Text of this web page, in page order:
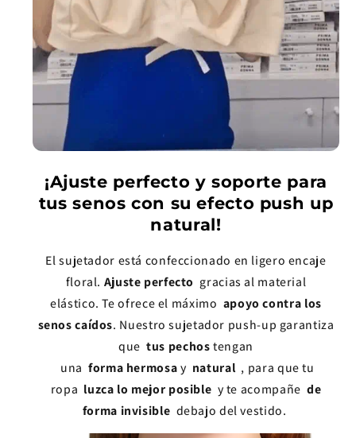
¡Ajuste perfecto y soporte para
tus senos con su efecto push up
natural!
El sujetador está confeccionado en ligero encaje
floral. Ajuste perfecto gracias al material
elástico. Te ofrece el máximo apoyo contra los
senos caídos. Nuestro sujetador push-up garantiza
quetus pechostengan
unaforma hermosay natural , para que tu
ropa luzca lo mejor posible y te acompañede
forma invisible debajo del vestido.